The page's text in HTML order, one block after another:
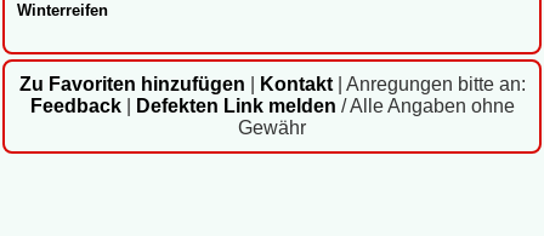
Winterreifen
Zu Favoriten hinzufügen Kontakt| Anregungen bitte an:
Feedback| Defekten Link melden / Alle Angaben ohne
Gewähr